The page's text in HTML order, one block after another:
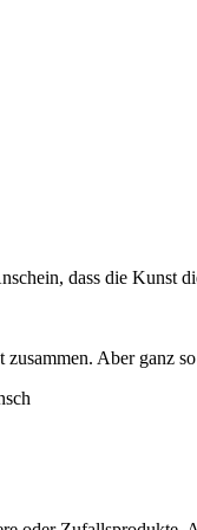
dass die Kunst
Aber ganz